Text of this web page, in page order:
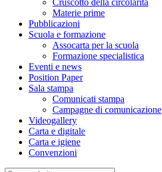
Cruscotto della circolarità
Materie prime
Pubblicazioni
Scuola e formazione
Assocarta per la scuola
Formazione specialistica
Eventi e news
Position Paper
Sala stampa
Comunicati stampa
Campagne di comunicazione
Videogallery
Carta e digitale
Carta e igiene
Convenzioni